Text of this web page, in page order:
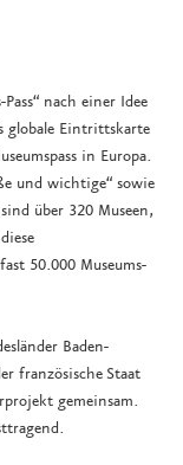
nach einer Idee
globale Eintrittskarte
in Europa.
und wichtige“ sowie
über 320 Museen,
50.000 Museums-
Baden-
französische Staat
gemeinsam.